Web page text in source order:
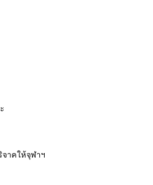
จาคให้จุฬาฯ